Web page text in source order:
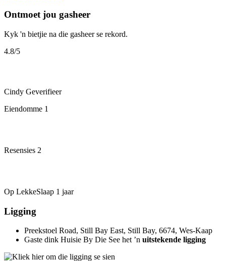
Ontmoet jou gasheer
Kyk 'n bietjie na die gasheer se rekord.
4.8/5
Cindy Geverifieer
Eiendomme 1
Resensies 2
Op LekkeSlaap 1 jaar
Ligging
Preekstoel Road, Still Bay East, Still Bay, 6674, Wes-Kaap
Gaste dink Huisie By Die See het ’n uitstekende ligging